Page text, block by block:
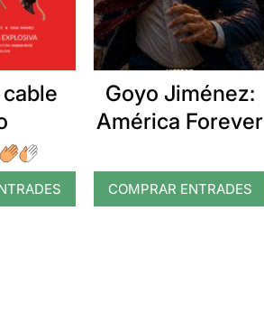
Goyo Jiménez:
América Forever
COMPRAR ENTRADES